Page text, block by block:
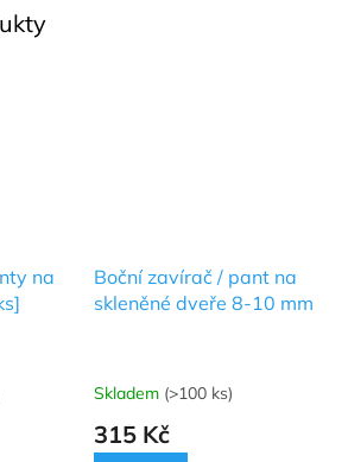
na
Boční zavírač / pant na
skleněné dveře 8-10 mm
Průměrné
hodnocení
produktu
Skladem (>100 ks)
315 Kč